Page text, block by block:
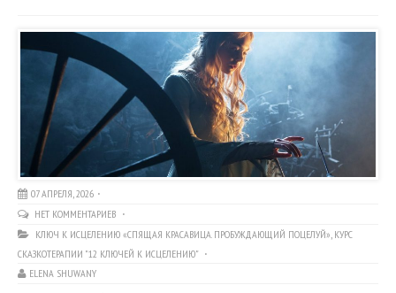
07 АПРЕЛЯ, 2026
НЕТ КОММЕНТАРИЕВ
КЛЮЧ К ИСЦЕЛЕНИЮ «СПЯЩАЯ КРАСАВИЦА. ПРОБУЖДАЮЩИЙ ПОЦЕЛУЙ», КУРС
СКАЗКОТЕРАПИИ "12 КЛЮЧЕЙ К ИСЦЕЛЕНИЮ"
ELENA SHUWANY